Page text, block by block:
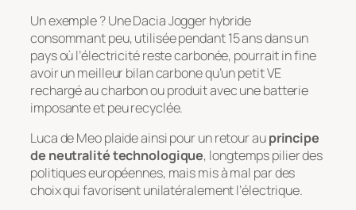
Un exemple ? Une Dacia Jogger hybride
consommant peu, utilisée pendant 15 ans dans un
pays où l’électricité reste carbonée, pourrait in fine
avoir un meilleur bilan carbone qu’un petit VE
rechargé au charbon ou produit avec une batterie
imposante et peu recyclée.
Luca de Meo plaide ainsi pour un retour auprincipe
de neutralité technologique, longtemps pilier des
politiques européennes, mais mis à mal par des
choix qui favorisent unilatéralement l’électrique.